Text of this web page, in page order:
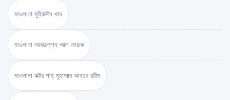
মাওলানা মুহিউদ্দীন খান
মাওলানা আবদুল্লাহ আল ফারূক
মাওলানা ডক্টর শাহ্‌ মুহাম্মাদ আবদুর রহীম